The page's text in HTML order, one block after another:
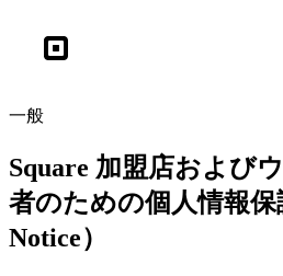
Square
一般
Square 加盟店および
者の​ための​個人情報
Notice）